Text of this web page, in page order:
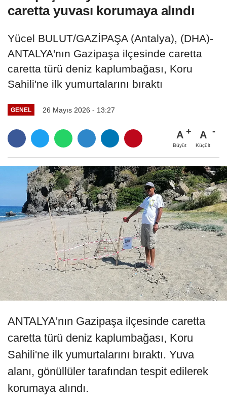
caretta yuvası korumaya alındı
Yücel BULUT/GAZİPAŞA (Antalya), (DHA)-
ANTALYA'nın Gazipaşa ilçesinde caretta
caretta türü deniz kaplumbağası, Koru
Sahili'ne ilk yumurtalarını bıraktı
GENEL 26 Mayıs 2026 - 13:27
A
Büyüt
A
Küçült
ANTALYA'nın Gazipaşa ilçesinde caretta
caretta türü deniz kaplumbağası, Koru
Sahili'ne ilk yumurtalarını bıraktı. Yuva
alanı, gönüllüler tarafından tespit edilerek
korumaya alındı.